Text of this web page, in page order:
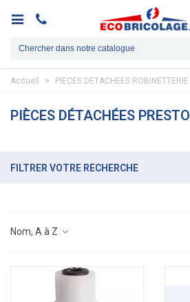
Accueil > PIECES DETACHEES ROBINETTERIE
PIÈCES DÉTACHÉES PRESTO
FILTRER VOTRE RECHERCHE
Nom, A à Z